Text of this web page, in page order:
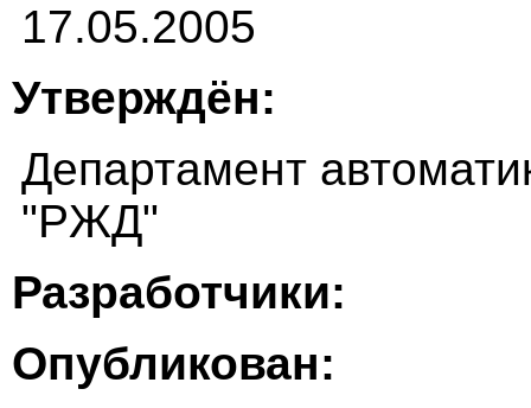
17.05.2005
Утверждён:
Департамент
"РЖД"
Разработчики:
Опубликован: